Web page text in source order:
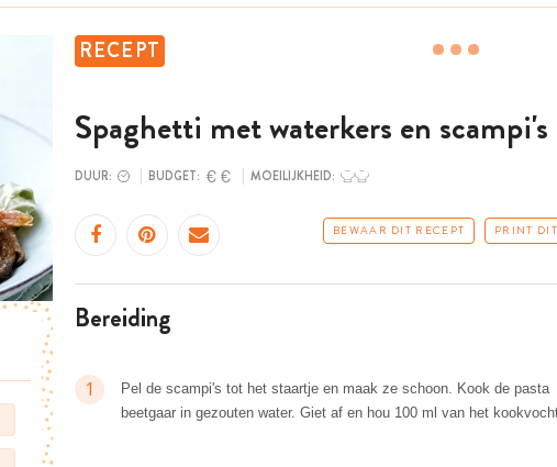
RECEPT
Spaghetti met waterkers en scampi's
DUUR: BUDGET: MOEILIJKHEID:
BEWAAR DIT RECEPT PRINT
bereiding
1
Pel de scampi's tot het staartje en maak ze schoon. Kook de pasta
beetgaar in gezouten water. Giet af en hou 100 ml van het